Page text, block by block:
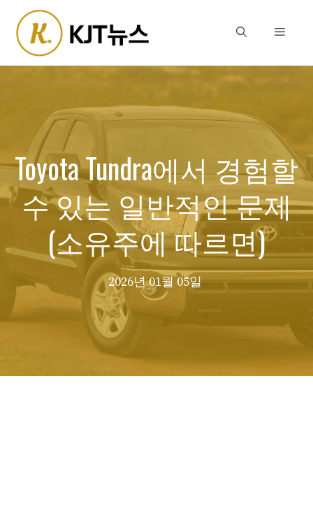
content
Menu
Toyota Tundra에서 경험할
수 있는 일반적인 문제
(소유주에 따르면)
2026년 01월 05일